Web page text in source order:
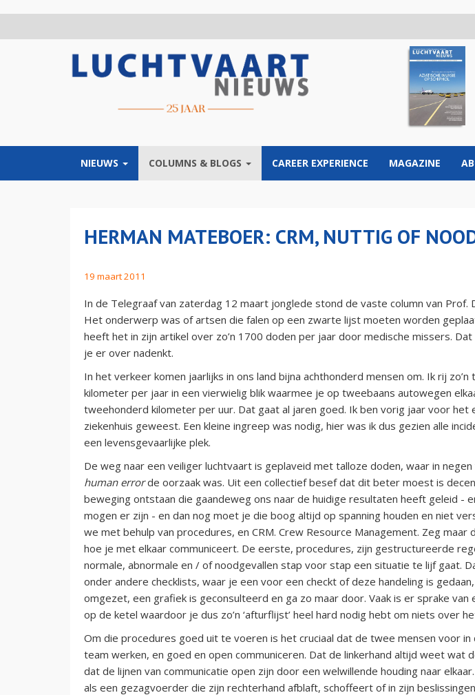
NIEUWS COLUMNS & BLOGS CAREER EXPERIENCE MAGAZINE
HERMAN MATEBOER: CRM, NUTTIG OF
19 maart 2011
In de Telegraaf van zaterdag 12 maart jonglede stond de vaste column van Prof.
Het onderwerp was of artsen die falen op een zwarte lijst moeten worden
heeft het in zijn artikel over zo’n 1700 doden per jaar door medische missers. Dat
je er over nadenkt.
In het verkeer komen jaarlijks in ons land bijna achthonderd mensen om. Ik rij zo’n
kilometer per jaar in een vierwielig blik waarmee je op tweebaans autowegen
tweehonderd kilometer per uur. Dat gaat al jaren goed. Ik ben vorig jaar voor het
ziekenhuis geweest. Een kleine ingreep was nodig, hier was ik dus gezien alle
een levensgevaarlijke plek.
De weg naar een veiliger luchtvaart is geplaveid met talloze doden, waar in
human errorde oorzaak was. Uit een collectief besef dat dit beter moest is
beweging ontstaan die gaandeweg ons naar de huidige resultaten heeft geleid -
mogen er zijn - en dan nog moet je die boog altijd op spanning houden en niet
we met behulp van procedures, en CRM. Crew Resource Management. Zeg maar
hoe je met elkaar communiceert. De eerste, procedures, zijn gestructureerde
normale, abnormale en / of noodgevallen stap voor stap een situatie te lijf gaat.
onder andere checklists, waar je een voor een checkt of deze handeling is
omgezet, een grafiek is geconsulteerd en ga zo maar door. Vaak is er sprake van
op de ketel waardoor je dus zo’n ‘afturflijst’ heel hard nodig hebt om niets over
Om die procedures goed uit te voeren is het cruciaal dat de twee mensen voor in
team werken, en goed en open communiceren. Dat de linkerhand altijd weet wat
dat de lijnen van communicatie open zijn door een welwillende houding naar
als een gezagvoerder die zijn rechterhand afblaft, schoffeert of in zijn